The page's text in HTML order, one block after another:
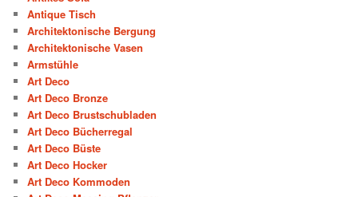
Antique Tisch
Architektonische Bergung
Architektonische Vasen
Armstühle
Art Deco
Art Deco Bronze
Art Deco Brustschubladen
Art Deco Bücherregal
Art Deco Büste
Art Deco Hocker
Art Deco Kommoden